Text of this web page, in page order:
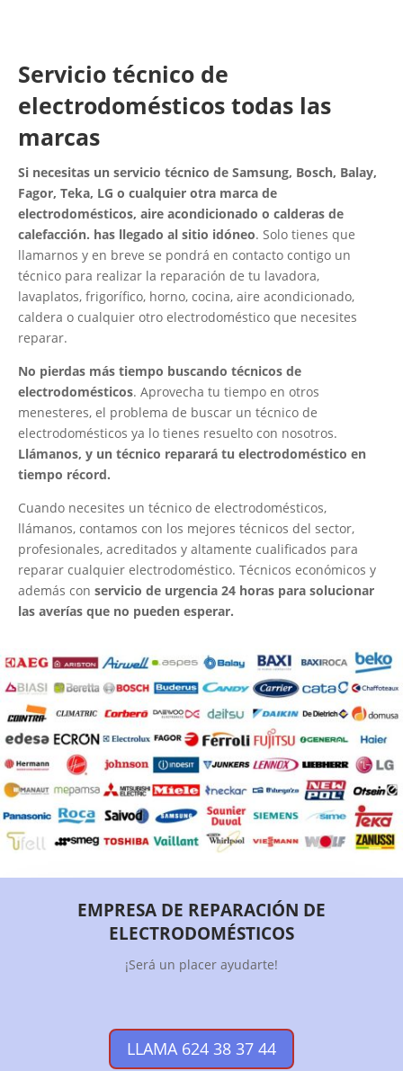
Servicio técnico de
electrodomésticos todas las
marcas
Si necesitas un servicio técnico de Samsung, Bosch, Balay,
Fagor, Teka, LG o cualquier otra marca de
electrodomésticos, aire acondicionado o calderas de
calefacción. has llegado al sitio idóneo. Solo tienes que
llamarnos y en breve se pondrá en contacto contigo un
técnico para realizar la reparación de tu lavadora,
lavaplatos, frigorífico, horno, cocina, aire acondicionado,
caldera o cualquier otro electrodoméstico que necesites
reparar.
No pierdas más tiempo buscando técnicos de
electrodomésticos. Aprovecha tu tiempo en otros
menesteres, el problema de buscar un técnico de
electrodomésticos ya lo tienes resuelto con nosotros.
Llámanos, y un técnico reparará tu electrodoméstico en
tiempo récord.
Cuando necesites un técnico de electrodomésticos,
llámanos, contamos con los mejores técnicos del sector,
profesionales, acreditados y altamente cualificados para
reparar cualquier electrodoméstico. Técnicos económicos y
además con servicio de urgencia 24 horas para solucionar
las averías que no pueden esperar.
EMPRESA DE REPARACIÓN DE
ELECTRODOMÉSTICOS
¡Será un placer ayudarte!
LLAMA 624 38 37 44